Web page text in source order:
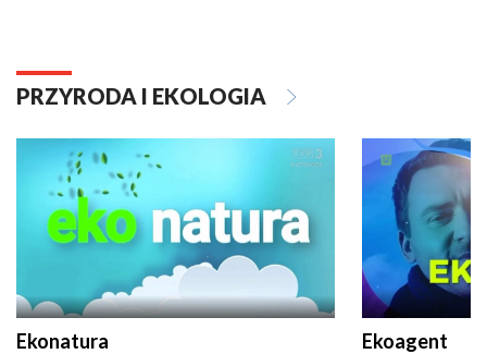
PRZYRODA I EKOLOGIA
Ekonatura Ekoagent